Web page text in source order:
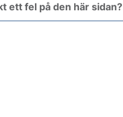
ett fel på den här sidan?